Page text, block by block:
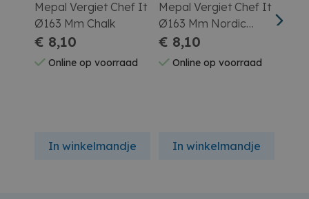
Mepal Vergiet Chef It
Ø163 Mm Chalk
€ 8,10
Online op voorraad
In winkelmandje
Mepal Vergiet Chef It
Ø163 Mm Nordic
Sage
€ 8,10
Online op voorraad
In winkelmandje